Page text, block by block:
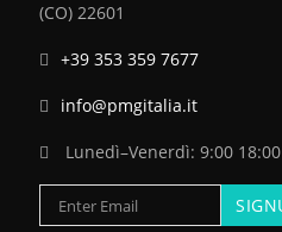
(CO) 22601
+39 353 359 7677
info@pmgitalia.it
Lunedì–Venerdì: 9:00 18:00